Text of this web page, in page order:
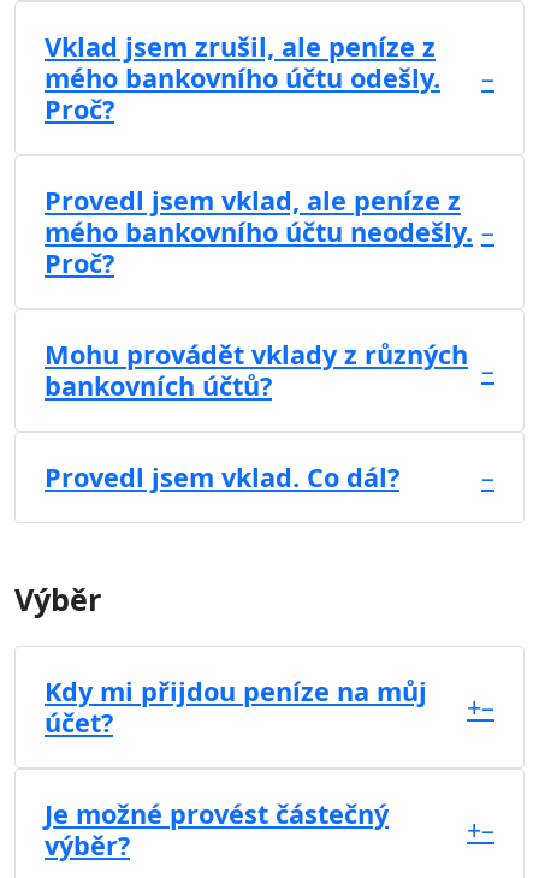
Vklad jsem zrušil, ale peníze z
mého bankovního účtu odešly.
Proč?
–
Provedl jsem vklad, ale peníze z
mého bankovního účtu neodešly.
Proč?
–
Mohu provádět vklady z různých
bankovních účtů?
–
Provedl jsem vklad. Co dál? –
Výběr
Kdy mi přijdou peníze na můj
účet?
+–
Je možné provést částečný
výběr?
+–